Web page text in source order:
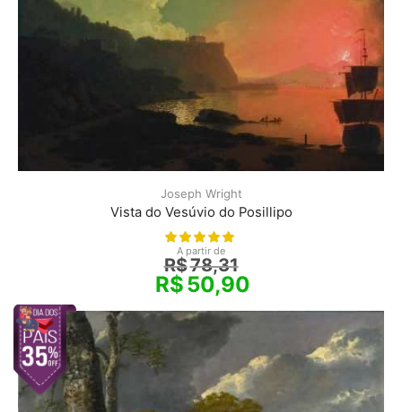
Joseph Wright
Vista do Vesúvio do Posillipo
A partir de
R$78,31
R$50,90